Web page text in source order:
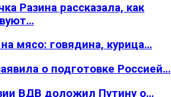
Разина рассказала, как
мясо: говядина, курица…
о подготовке Россией…
ВДВ доложил Путину о…